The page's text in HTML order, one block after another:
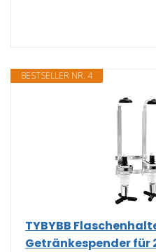
BESTSELLER NR. 4
TYBYBB
Getränkespender für